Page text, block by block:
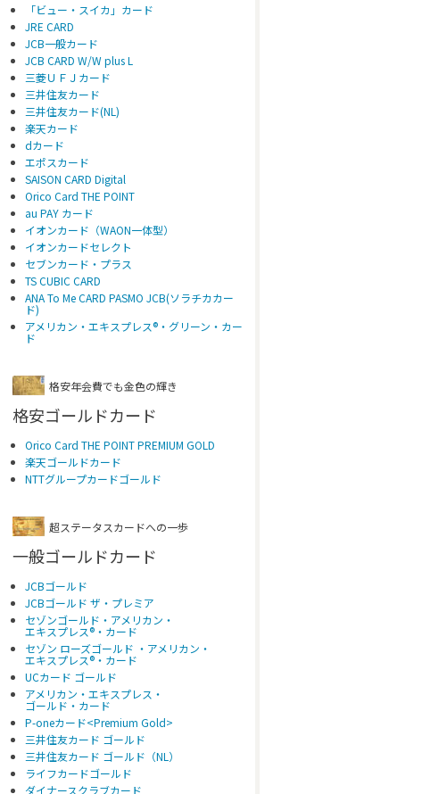
「ビュー・スイカ」カード
JRE CARD
JCB一般カード
JCB CARD W/W plus L
三菱ＵＦＪカード
三井住友カード
三井住友カード(NL)
楽天カード
dカード
エポスカード
SAISON CARD Digital
Orico Card THE POINT
au PAY カード
イオンカード（WAON一体型）
イオンカードセレクト
セブンカード・プラス
TS CUBIC CARD
ANA To Me CARD PASMO JCB(ソラチカカー
ド)
アメリカン・エキスプレス®・グリーン・カー
ド
格安年会費でも金色の輝き
格安ゴールドカード
Orico Card THE POINT PREMIUM GOLD
楽天ゴールドカード
NTTグループカードゴールド
超ステータスカードへの一歩
一般ゴールドカード
JCBゴールド
JCBゴールド ザ・プレミア
セゾンゴールド・アメリカン・
エキスプレス®・カード
セゾン ローズゴールド ・アメリカン・
エキスプレス®・カード
UCカード ゴールド
アメリカン・エキスプレス・
ゴールド・カード
P-oneカード<Premium Gold>
三井住友カード ゴールド
三井住友カード ゴールド（NL）
ライフカードゴールド
ダイナースクラブカード